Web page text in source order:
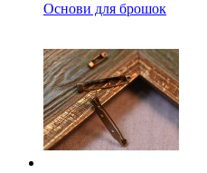
Основи для брошок